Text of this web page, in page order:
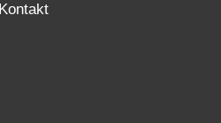
Kontakt